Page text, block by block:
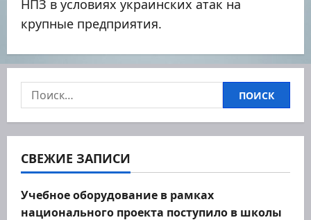
ц
и
я
п
о
з
а
НПЗ в условиях украинских атак на
крупные предприятия.
Найти:
СВЕЖИЕ ЗАПИСИ
Учебное оборудование в рамках
национального проекта поступило в школы